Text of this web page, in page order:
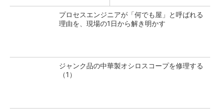
プロセスエンジニアが「何でも屋」と呼ばれる
理由を、現場の1日から解き明かす
ジャンク品の中華製オシロスコープを修理する
（1）